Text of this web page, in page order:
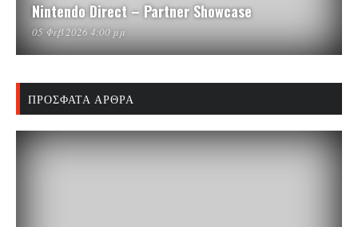
Nintendo Direct – Partner Showcase
05 Φεβ 2026 4:00 μμ
ΠΡΌΣΦΑΤΑ ΆΡΘΡΑ